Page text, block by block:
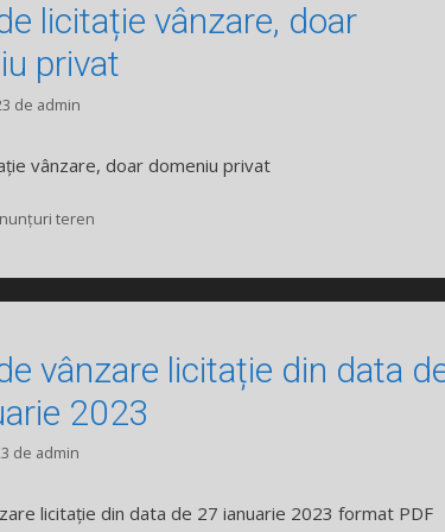
licitație vânzare, doar
privat
de admin
vânzare, doar domeniu privat
teren
vânzare licitație din data
2023
de admin
licitație din data de 27 ianuarie 2023 format PDF